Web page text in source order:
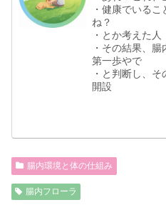
・健康でいる
ね？
・とか考えた人
・その結果、
第一歩やで
・と判断し、
開設
腸内環境と体の仕組み
腸内フローラ